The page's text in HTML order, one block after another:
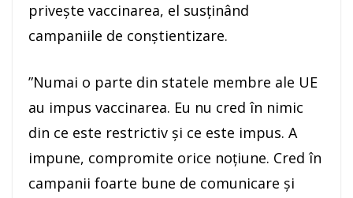
priveşte vaccinarea, el susţinând
campaniile de conştientizare.
”Numai o parte din statele membre ale UE
au impus vaccinarea. Eu nu cred în nimic
din ce este restrictiv şi ce este impus. A
impune, compromite orice noţiune. Cred în
campanii foarte bune de comunicare şi